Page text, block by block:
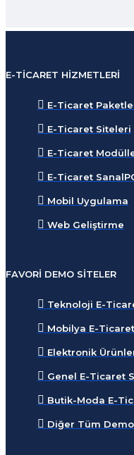
E-TICARET HIZMETLERI
E-Ticaret
E-Ticaret Siteleri
E-Ticaret
E-Ticaret
Mobil Uygulama
Web Geliştirme
FAVORI DEMO SITELER
Teknoloji E-
Mobilya E-
Elektronik
Genel E-Ticaret
Butik-Moda E-
Diğer Tüm